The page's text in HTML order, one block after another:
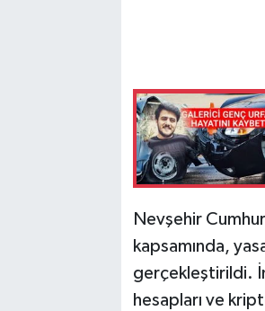
Nevşehir
kapsamında,
gerçekleştirildi.
hesapları ve